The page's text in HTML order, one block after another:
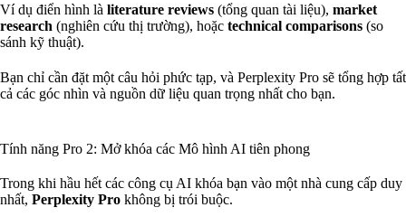
Ví dụ điển hình là literature reviews (tổng quan tài liệu), market
research (nghiên cứu thị trường), hoặc technical comparisons (so
sánh kỹ thuật).
Bạn chỉ cần đặt một câu hỏi phức tạp, và Perplexity Pro sẽ tổng hợp tất
cả các góc nhìn và nguồn dữ liệu quan trọng nhất cho bạn.
Tính năng Pro 2: Mở khóa các Mô hình AI tiên phong
Trong khi hầu hết các công cụ AI khóa bạn vào một nhà cung cấp duy
nhất, Perplexity Pro không bị trói buộc.